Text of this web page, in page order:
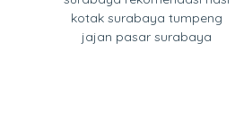
kotak surabaya tumpeng
jajan pasar surabaya